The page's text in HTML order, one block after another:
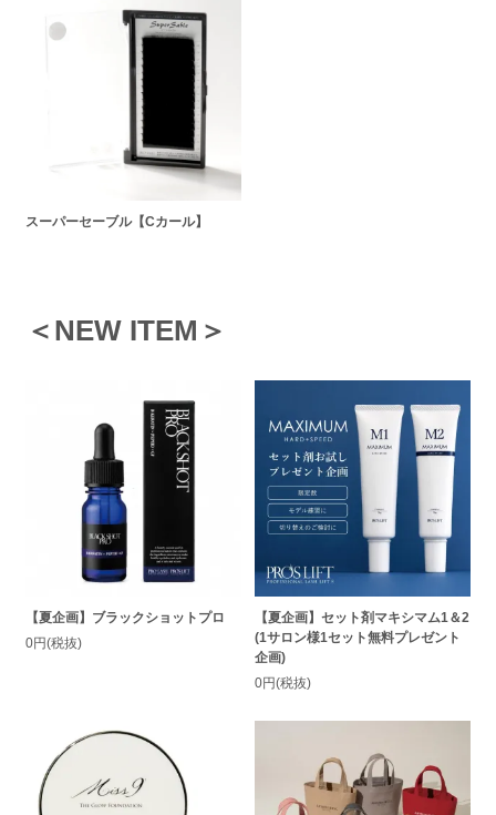
スーパーセーブル【Cカール】
＜NEW ITEM＞
【夏企画】ブラックショットプロ
0円(税抜)
【夏企画】セット剤マキシマム1＆2
(1サロン様1セット無料プレゼント
企画)
0円(税抜)